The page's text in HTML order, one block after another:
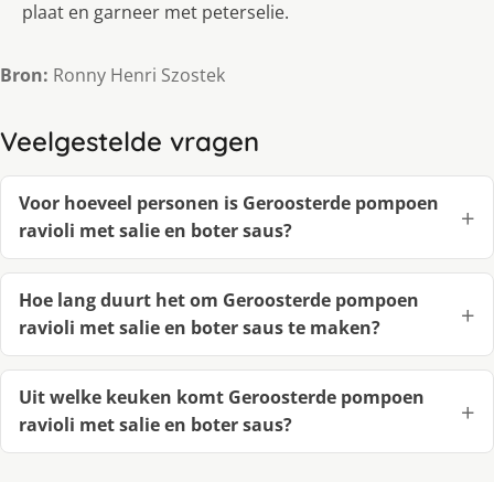
plaat en garneer met peterselie.
Bron: Ronny Henri Szostek
Veelgestelde vragen
Voor hoeveel personen is Geroosterde pompoen
ravioli met salie en boter saus?
Hoe lang duurt het om Geroosterde pompoen
ravioli met salie en boter saus te maken?
Uit welke keuken komt Geroosterde pompoen
ravioli met salie en boter saus?